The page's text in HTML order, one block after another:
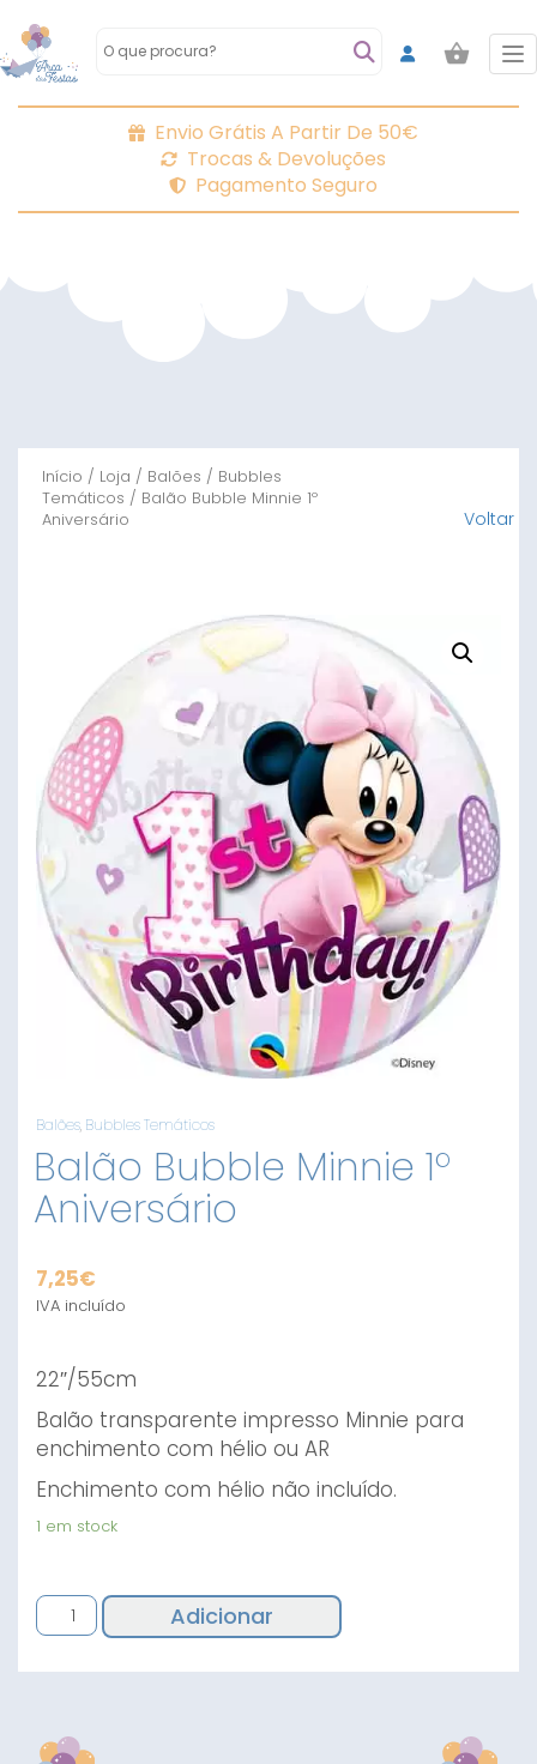
Envio Grátis A Partir De 50€
Trocas & Devoluções
Pagamento Seguro
Início / Loja / Balões / Bubbles
Temáticos / Balão Bubble Minnie 1º
Aniversário
Voltar
Balões, Bubbles Temáticos
Balão Bubble Minnie 1º
Aniversário
7,25€
IVA incluído
22″/55cm
Balão transparente impresso Minnie para
enchimento com hélio ou AR
Enchimento com hélio não incluído.
1 em stock
Quantidade
de
Bubble
Aniversário
Adicionar